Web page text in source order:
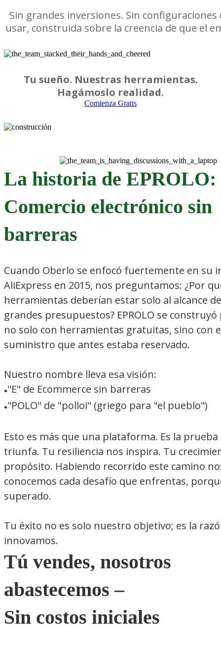
Sin grandes inversiones. Sin
usar, construida sobre la creencia de que el
Tu sueño. Nuestras herramientas.
Hagámoslo realidad.
Comienza Gratis
La historia de EPROLO:
Comercio electrónico sin
barreras
Cuando Oberlo se enfocó fuertemente en su
AliExpress en 2015, nos preguntamos: ¿Por
herramientas deberían estar solo al alcance
grandes presupuestos? EPROLO se
no solo con herramientas gratuitas, sino con
suministro que antes estaba reservado.
Nuestro nombre lleva esa visión:
●"E" de Ecommerce sin barreras
●"POLO" de "polloi" (griego para "el pueblo")
Esto es más que una plataforma. Es la
triunfa. Tu resiliencia nos inspira. Tu
propósito. Habiendo recorrido este camino
conocemos cada desafío que enfrentas,
superado.
Tu éxito no es solo nuestro objetivo; es la
innovamos.
Tú vendes, nosotros
abastecemos –
Sin costos iniciales